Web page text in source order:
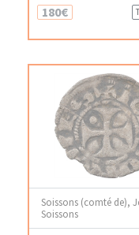
180€
Soissons (comté de),
Soissons